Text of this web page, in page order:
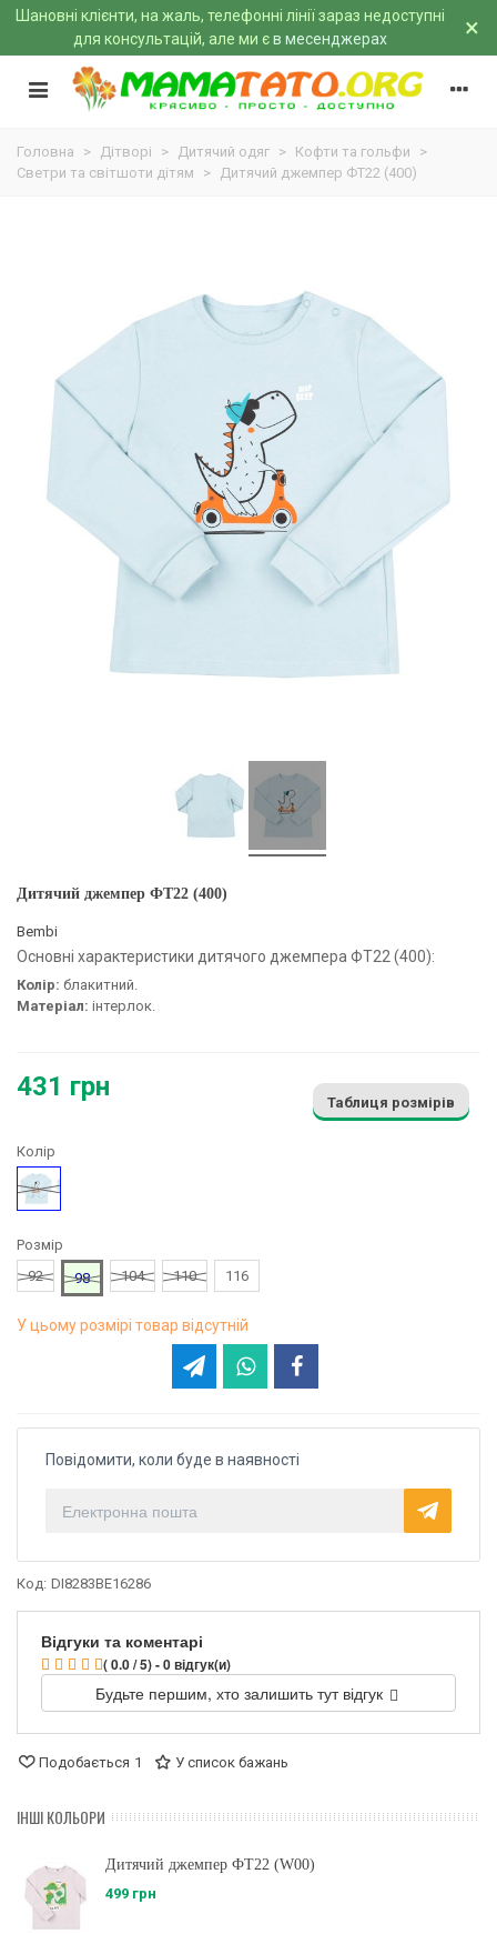
Шановні клієнти, на жаль, телефонні лінії зараз недоступні
для консультацій, але ми єв месенджерах ×
Головна > Дітворі > Дитячий одяг > Кофти та гольфи
>
Светри та світшоти дітям
> Дитячий джемпер ФТ22 (400)
Дитячий джемпер ФТ22 (400)
Bembi
Основні характеристики дитячого джемпера ФТ22 (400):
Колір: блакитний.
Матеріал: інтерлок.
431 грн
Таблиця розмірів
Колір
Блакитний
Розмір
92
98 104 110 116
У цьому розмірі товар відсутній
Повідомити, коли буде в наявності
Код: DI8283BE16286
Відгуки та коментарі
( 0.0 / 5) - 0 відгук(и)
Будьте першим, хто залишить тут відгук
Подобається 1 У список бажань
ІНШІ КОЛЬОРИ
Дитячий джемпер ФТ22 (W00)
499 грн